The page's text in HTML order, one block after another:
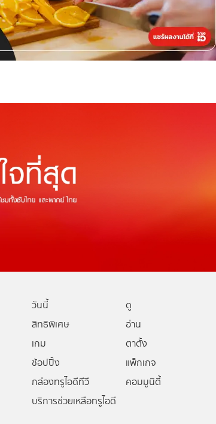
วันนี้
ดู
สิทธิพิเศษ
อ่าน
เกม
ตาตั้ง
ช้อปปิ้ง
แพ็กเกจ
กล่องทรูไอดีทีวี
คอมมูนิตี้
บริการช่วยเหลือทรูไอดี